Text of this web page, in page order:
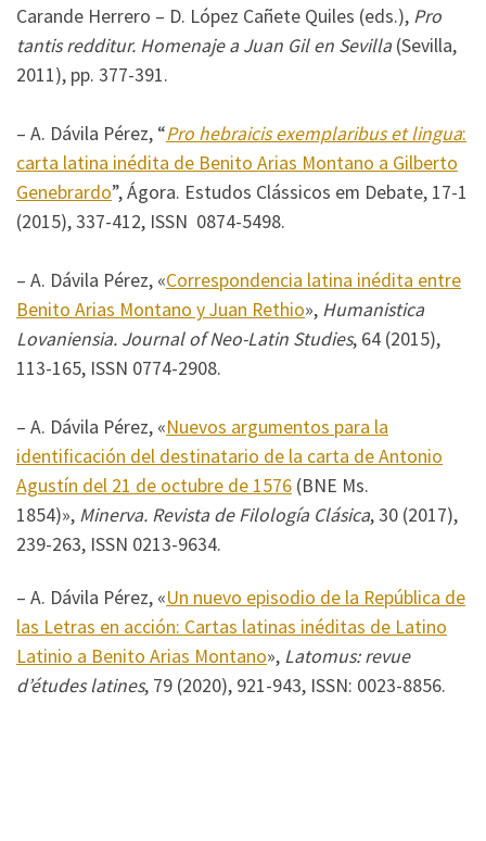
Carande Herrero – D. López Cañete Quiles (eds.), Pro
tantis redditur. Homenaje a Juan Gil en Sevilla (Sevilla,
2011), pp. 377-391.
– A. Dávila Pérez, “Pro hebraicis exemplaribus et lingua:
carta latina inédita de Benito Arias Montano a Gilberto
Genebrardo”, Ágora. Estudos Clássicos em Debate, 17-1
(2015), 337-412, ISSN 0874-5498.
– A. Dávila Pérez, «Correspondencia latina inédita entre
Benito Arias Montano y Juan Rethio», Humanistica
Lovaniensia. Journal of Neo-Latin Studies, 64 (2015),
113-165, ISSN 0774-2908.
– A. Dávila Pérez, «Nuevos argumentos para la
identificación del destinatario de la carta de Antonio
Agustín del 21 de octubre de 1576 (BNE Ms.
1854)», Minerva. Revista de Filología Clásica, 30 (2017),
239-263, ISSN 0213-9634.
– A. Dávila Pérez, «Un nuevo episodio de la República de
las Letras en acción: Cartas latinas inéditas de Latino
Latinio a Benito Arias Montano», Latomus: revue
d’études latines, 79 (2020), 921-943, ISSN: 0023-8856.